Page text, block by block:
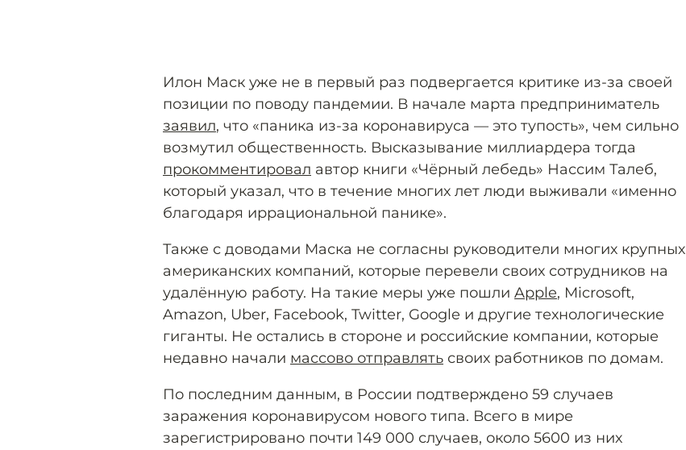
Илон Маск уже не в первый раз подвергается критике из-за своей
позиции по поводу пандемии. В начале марта предприниматель
заявил, что «паника из-за коронавируса — это тупость», чем сильно
возмутил общественность. Высказывание миллиардера тогда
прокомментировал автор книги «Чёрный лебедь» Нассим Талеб,
который указал, что в течение многих лет люди выживали «именно
благодаря иррациональной панике».
Также с доводами Маска не согласны руководители многих крупных
американских компаний, которые перевели своих сотрудников на
удалённую работу. На такие меры уже пошли Apple, Microsoft,
Amazon, Uber, Facebook, Twitter, Google и другие технологические
гиганты. Не остались в стороне и российские компании, которые
недавно начали массово отправлять своих работников по домам.
По последним данным, в России подтверждено 59 случаев
заражения коронавирусом нового типа. Всего в мире
зарегистрировано почти 149 000 случаев, около 5600 из них